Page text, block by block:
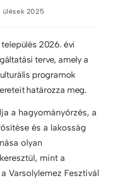
2025
2026. évi
terve, amely a
programok
határozza meg.
a hagyományőrzés, a
és a lakosság
olyan
mint a
Varsolylemez Fesztivál